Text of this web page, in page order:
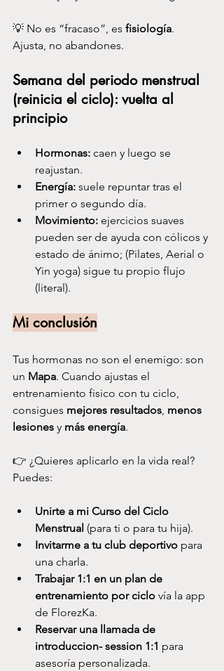
💡 No es “fracaso”, es fisiología.
Ajusta, no abandones.
Semana del periodo menstrual
(reinicia el ciclo): vuelta al
principio
Hormonas: caen y luego se
reajustan.
Energía: suele repuntar tras el
primer o segundo día.
Movimiento: ejercicios suaves
pueden ser de ayuda con cólicos y
estado de ánimo; (Pilates, Aerial o
Yin yoga) sigue tu propio flujo
(literal).
Mi conclusión
Tus hormonas no son el enemigo: son
un Mapa. Cuando ajustas el
entrenamiento fisico con tu ciclo,
consigues mejores resultados, menos
lesiones y más energía.
👉 ¿Quieres aplicarlo en la vida real?
Puedes:
Unirte a mi Curso del Ciclo
Menstrual (para ti o para tu hija).
Invitarme a tu club deportivo para
una charla.
Trabajar 1:1 en un plan de
entrenamiento por ciclo vía la app
de FlorezKa.
Reservar una llamada de
introduccion- session 1:1 para
asesoría personalizada.